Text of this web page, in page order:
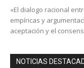
«El dialogo racional
empíricas y
aceptación y el
NOTICIAS